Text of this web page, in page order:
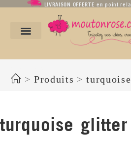
LIVRAISON OFFERTE en point
> Produits >
turquoise glitter